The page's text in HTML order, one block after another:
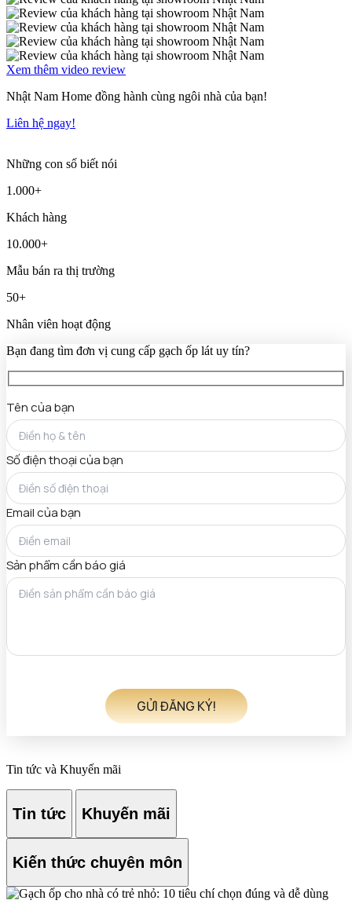
Xem thêm video review
Nhật Nam Home đồng hành cùng ngôi nhà của bạn!
Liên hệ ngay!
Những con số biết nói
1.000+
Khách hàng
10.000+
Mẫu bán ra thị trường
50+
Nhân viên hoạt động
Bạn đang tìm đơn vị cung cấp gạch ốp lát uy tín?
Tên của bạn
Số điện thoại của bạn
Email của bạn
Sản phẩm cần báo giá
Tin tức và Khuyến mãi
Tin tức Khuyến mãi
Kiến thức chuyên môn